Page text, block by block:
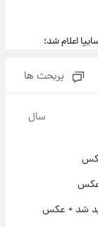
اعلام شد؛
پربحث ها
سال
عکس